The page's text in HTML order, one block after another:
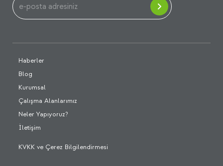
Haberler
Blog
Kurumsal
Çalışma Alanlarımız
Neler Yapıyoruz?
İletişim
KVKK ve Çerez Bilgilendirmesi